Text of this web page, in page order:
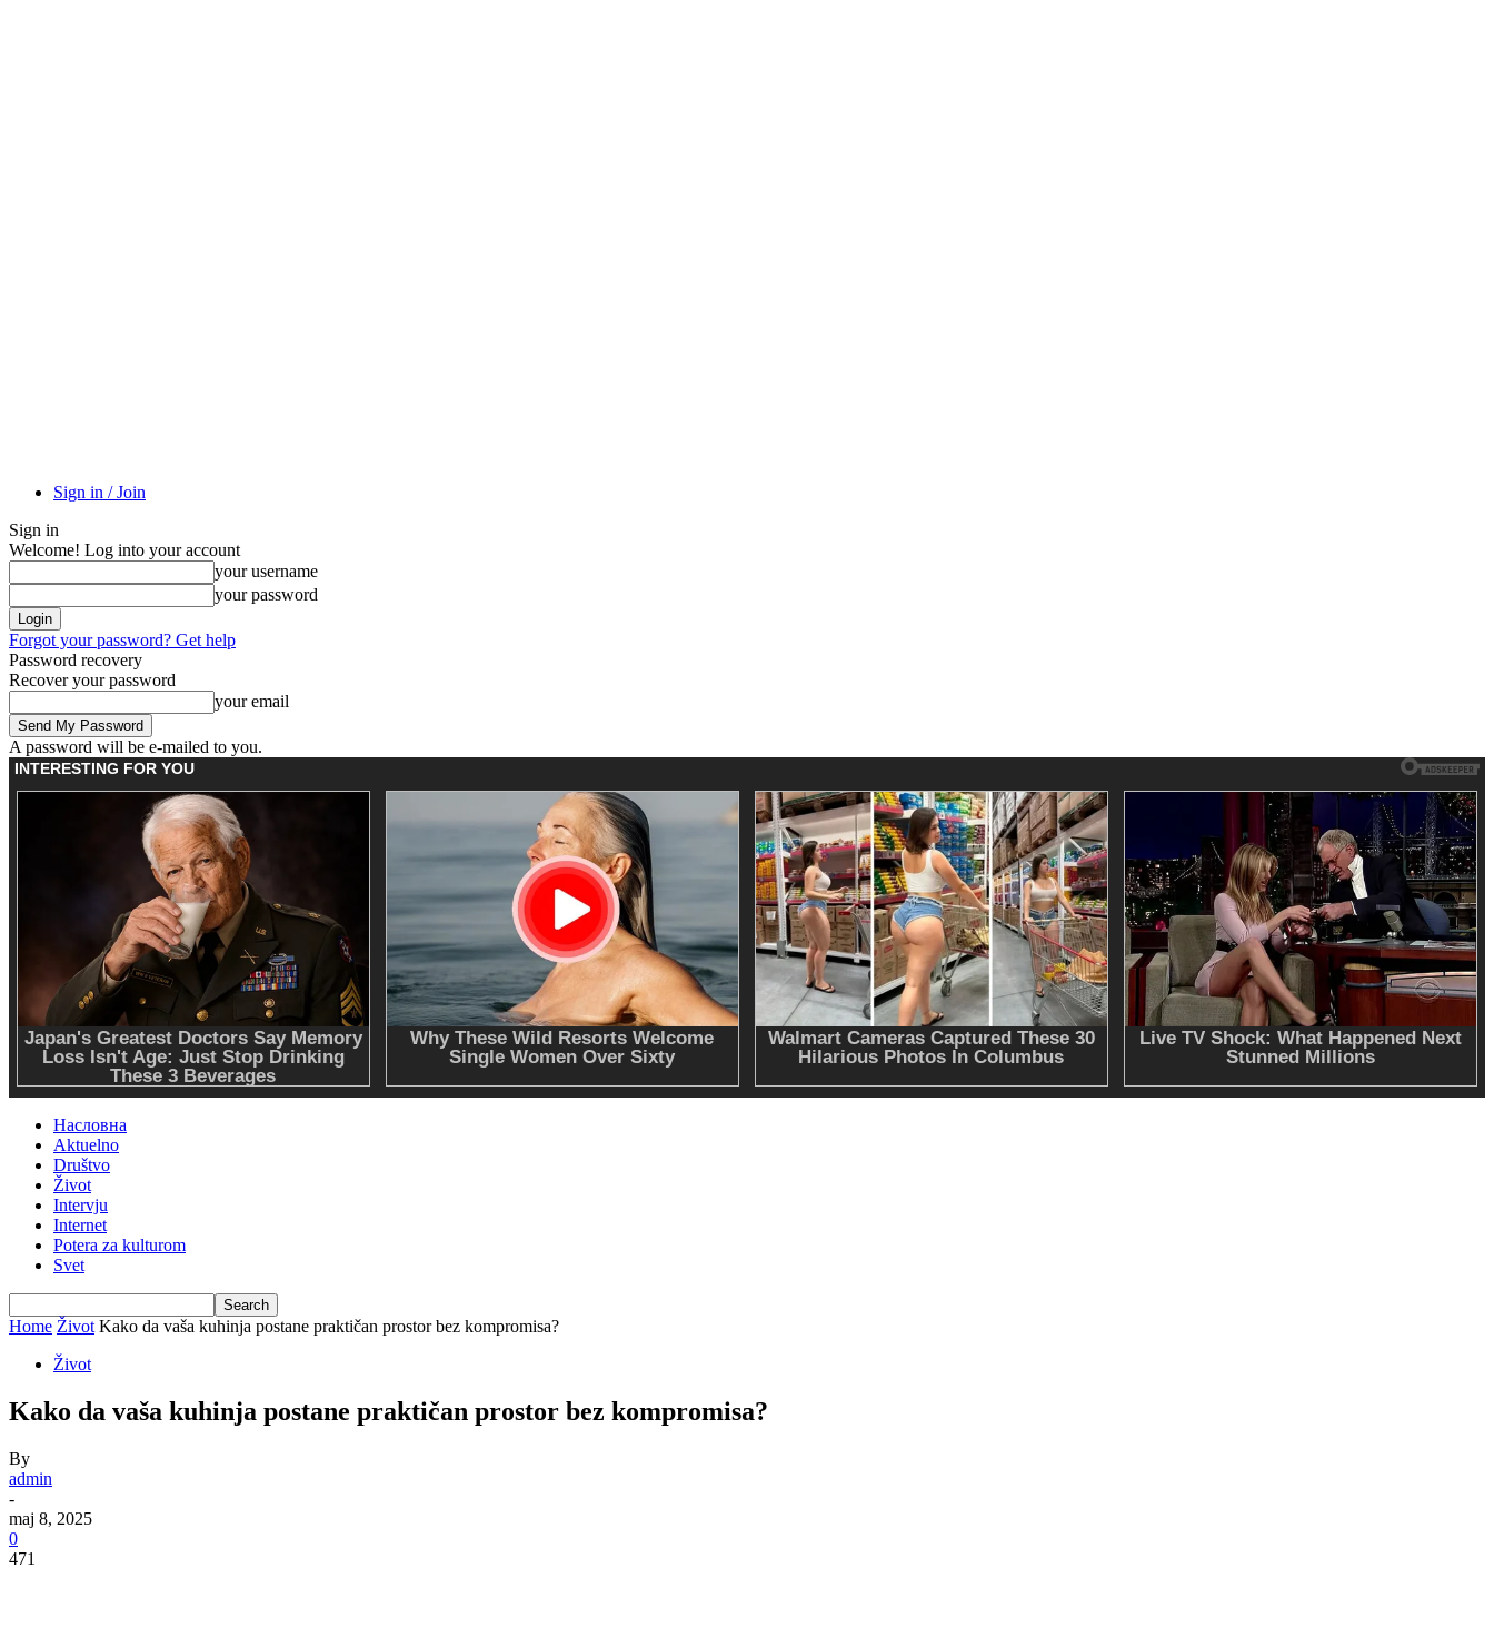
Sign in / Join
Sign in
Welcome! Log into your account
your username
your password
Forgot your password? Get help
Password recovery
Recover your password
your email
A password will be e-mailed to you.
Насловна
Aktuelno
Društvo
Život
Intervju
Internet
Potera za kulturom
Svet
Home Život Kako da vaša kuhinja postane praktičan prostor bez kompromisa?
Život
Kako da vaša kuhinja postane praktičan prostor bez kompromisa?
By
admin
-
maj 8, 2025
0
471